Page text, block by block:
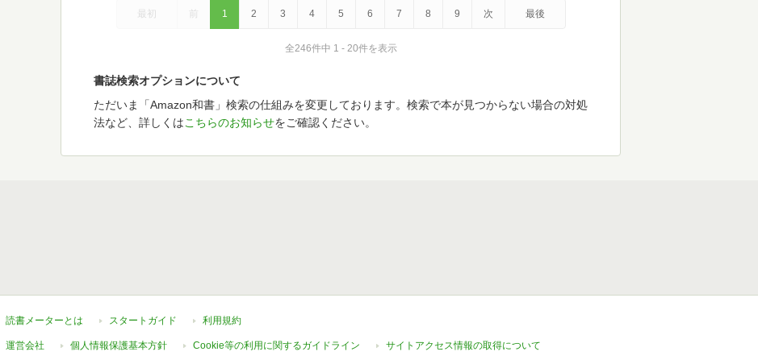
最初 前 1 2 3 4 5 6 7 8 9 次 最後
全246件中 1 - 20件を表示
書誌検索オプションについて
ただいま「Amazon和書」検索の仕組みを変更しております。検索で本が見つからない場合の対処
法など、詳しくはこちらのお知らせをご確認ください。
読書メーターとは スタートガイド 利用規約
運営会社 個人情報保護基本方針 Cookie等の利用に関するガイドライン サイトアクセス情報の取得について